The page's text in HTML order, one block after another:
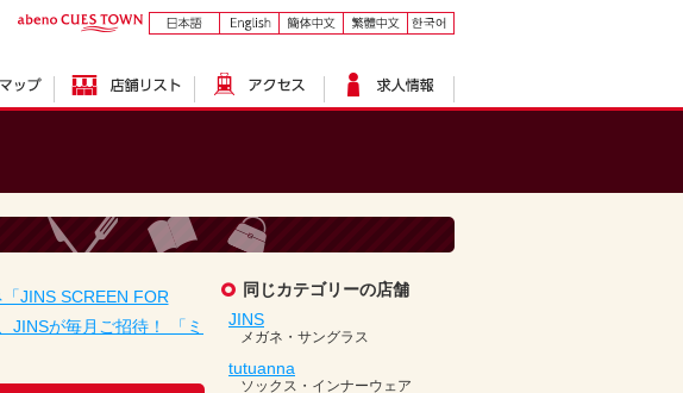
JINS SCREEN FOR
JINSが毎月ご招待！ 「ミ